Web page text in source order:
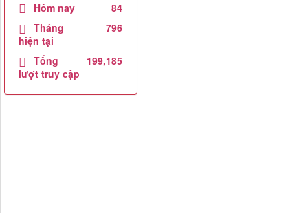
Hôm nay
84
Tháng
hiện tại
796
Tổng
lượt truy cập
199,185